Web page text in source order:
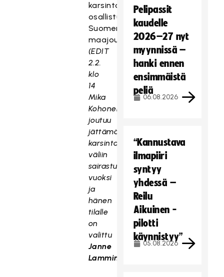
karsintoihin
osallistuvassa
Suomen
maajoukkueessa.
(EDIT
2.2.
klo
14
Mika
Kohonen
joutuu
jättämään
karsintaturnauksen
väliin
sairastumisen
vuoksi
ja
hänen
tilalle
on
valittu
Janne
Lamminen
Pelipassit
kaudelle
2026–27 nyt
myynnissä –
hanki ennen
ensimmäistä
peliä
06.08.2026
“Kannustava
ilmapiiri
syntyy
yhdessä –
Reilu
Aikuinen -
pilotti
käynnistyy”
05.08.2026